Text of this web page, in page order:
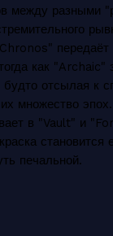
между разными
передаёт
как "Archaic"
будто отсылая к
множество
в "Vault" и
становится
печальной.